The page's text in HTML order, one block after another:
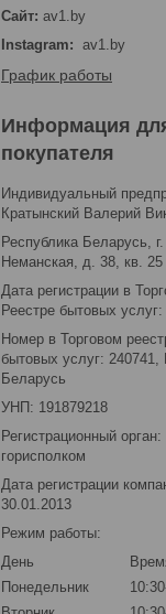
av1.by
Instagram
av1.by
График работы
Информация
покупателя
Индивидуальный
Кратынский Валерий
Республика Беларусь,
Неманская, д. 38, кв. 25
Дата регистрации в
Реестре бытовых
Номер в Торговом
бытовых услуг: 240741,
Беларусь
УНП: 191879218
Регистрационный
горисполком
Дата регистрации
30.01.2013
Режим работы:
День
Понедельник